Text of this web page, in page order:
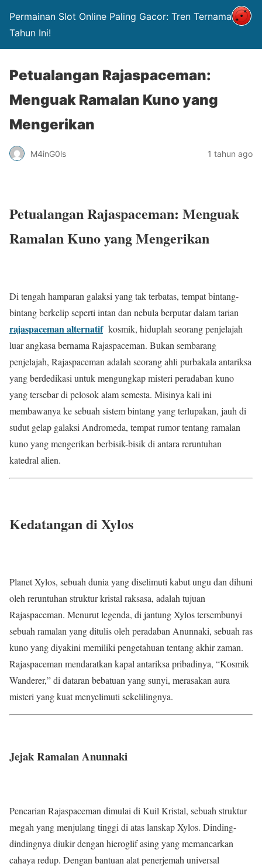
Permainan Slot Online Paling Gacor: Tren Ternama di
Tahun Ini!
Petualangan Rajaspaceman:
Menguak Ramalan Kuno yang
Mengerikan
M4inG0ls 1 tahun ago
Petualangan Rajaspaceman: Menguak
Ramalan Kuno yang Mengerikan
Di tengah hamparan galaksi yang tak terbatas, tempat bintang-
bintang berkelip seperti intan dan nebula berputar dalam tarian
rajaspaceman alternatifkosmik, hiduplah seorang penjelajah
luar angkasa bernama Rajaspaceman. Bukan sembarang
penjelajah, Rajaspaceman adalah seorang ahli purbakala antariksa
yang berdedikasi untuk mengungkap misteri peradaban kuno
yang tersebar di pelosok alam semesta. Misinya kali ini
membawanya ke sebuah sistem bintang yang terlupakan, jauh di
sudut gelap galaksi Andromeda, tempat rumor tentang ramalan
kuno yang mengerikan berbisik-bisik di antara reruntuhan
katedral alien.
Kedatangan di Xylos
Planet Xylos, sebuah dunia yang diselimuti kabut ungu dan dihuni
oleh reruntuhan struktur kristal raksasa, adalah tujuan
Rajaspaceman. Menurut legenda, di jantung Xylos tersembunyi
sebuah ramalan yang ditulis oleh peradaban Anunnaki, sebuah ras
kuno yang diyakini memiliki pengetahuan tentang akhir zaman.
Rajaspaceman mendaratkan kapal antariksa pribadinya, “Kosmik
Wanderer,” di dataran bebatuan yang sunyi, merasakan aura
misteri yang kuat menyelimuti sekelilingnya.
Jejak Ramalan Anunnaki
Pencarian Rajaspaceman dimulai di Kuil Kristal, sebuah struktur
megah yang menjulang tinggi di atas lanskap Xylos. Dinding-
dindingnya diukir dengan hieroglif asing yang memancarkan
cahaya redup. Dengan bantuan alat penerjemah universal